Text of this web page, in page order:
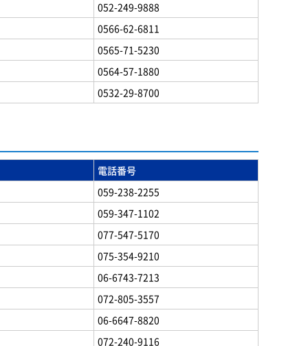
052-249-9888
0566-62-6811
0565-71-5230
0564-57-1880
0532-29-8700
電話番号
059-238-2255
059-347-1102
077-547-5170
075-354-9210
06-6743-7213
072-805-3557
06-6647-8820
072-240-9116